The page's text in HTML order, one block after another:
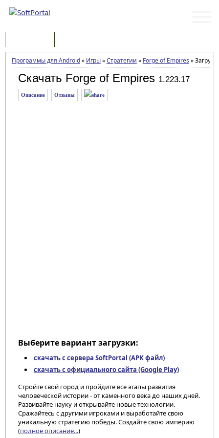
Программы для Android» Игры»Стратегии » Forge of Empires »
Скачать Forge of Empires 1.223.17
Описание Отзывы
Выберите вариант загрузки:
скачать с сервера SoftPortal (APK файл)
скачать с официального сайта (Google Play)
Стройте свой город и пройдите все этапы развития
человеческой истории - от каменного века до наших дней.
Развивайте науку и открывайте новые технологии.
Сражайтесь с другими игроками и выработайте свою
уникальную стратегию победы. Создайте свою империю
(полное описание...)